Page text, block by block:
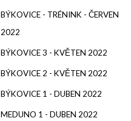
BÝKOVICE - TRÉNINK - ČERVEN
2022
BÝKOVICE 3 - KVĚTEN 2022
BÝKOVICE 2 - KVĚTEN 2022
BÝKOVICE 1 - DUBEN 2022
MEDUNO 1 - DUBEN 2022